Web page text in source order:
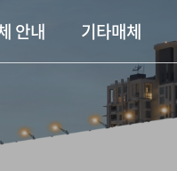
안내 기타매체